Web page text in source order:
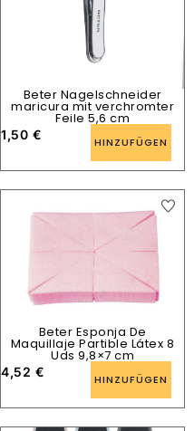
Beter Nagelschneider
maricura mit verchromter
Feile 5,6 cm
1,50 € HINZUFÜGEN
Beter Esponja De
Maquillaje Partible Látex 8
Uds 9,8×7 cm
4,52 € HINZUFÜGEN